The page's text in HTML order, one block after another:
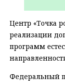
Центр «Точка
реализации
программ
Федеральный